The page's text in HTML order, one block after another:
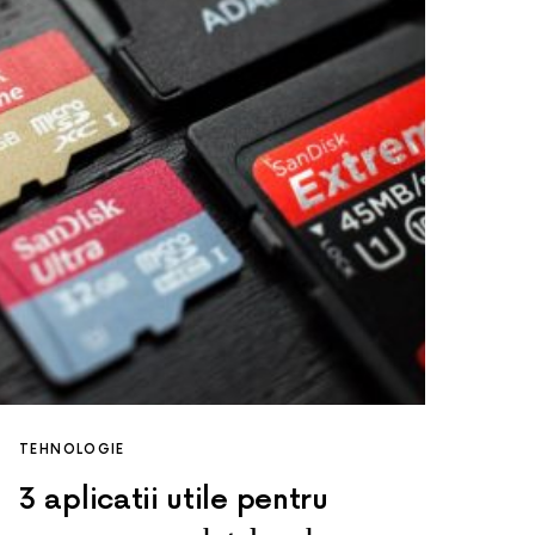
TEHNOLOGIE
3 aplicatii utile pentru